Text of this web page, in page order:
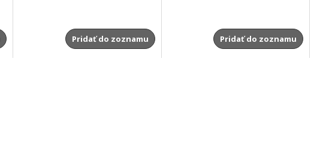
Pridať do zoznamu Pridať do zoznamu